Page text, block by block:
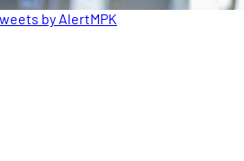
by AlertMPK